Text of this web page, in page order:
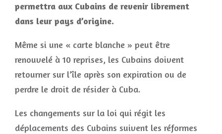
permettra aux Cubains de revenir librement
dans leur pays d’origine.
Même si une « carte blanche » peut être
renouvelé à 10 reprises, les Cubains doivent
retourner sur l’île après son expiration ou de
perdre le droit de résider à Cuba.
Les changements sur la loi qui régit les
déplacements des Cubains suivent les réformes